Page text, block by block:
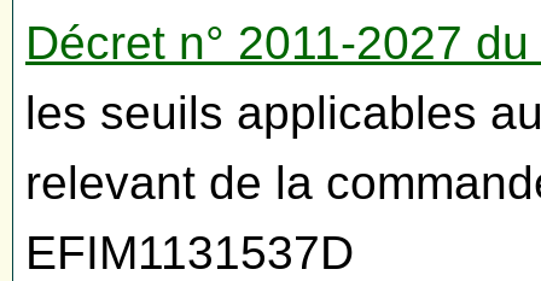
Décret n° 2011-2027
les seuils applicables
relevant de la
EFIM1131537D